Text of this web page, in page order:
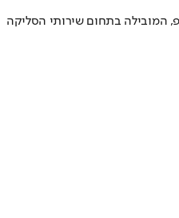
המובילה בתחום שירותי הסליקה